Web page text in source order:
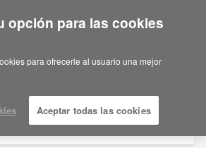
you in United States?
you like to see Products we sell in
region?
opción para las cookies
para ofrecerle al usuario una mejor
Aceptar todas las cookies